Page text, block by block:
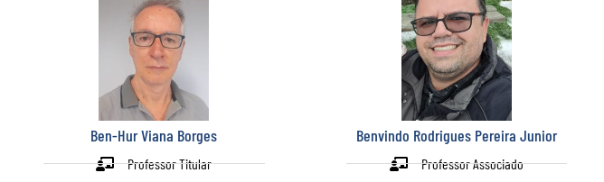
Ben-Hur Viana Borges
Professor Titular
Benvindo Rodrigues Pereira Junior
Professor Associado